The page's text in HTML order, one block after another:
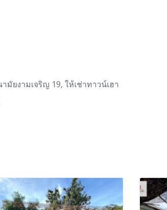
ยงามเจริญ 19, ให้เช่าทาวน์เฮา